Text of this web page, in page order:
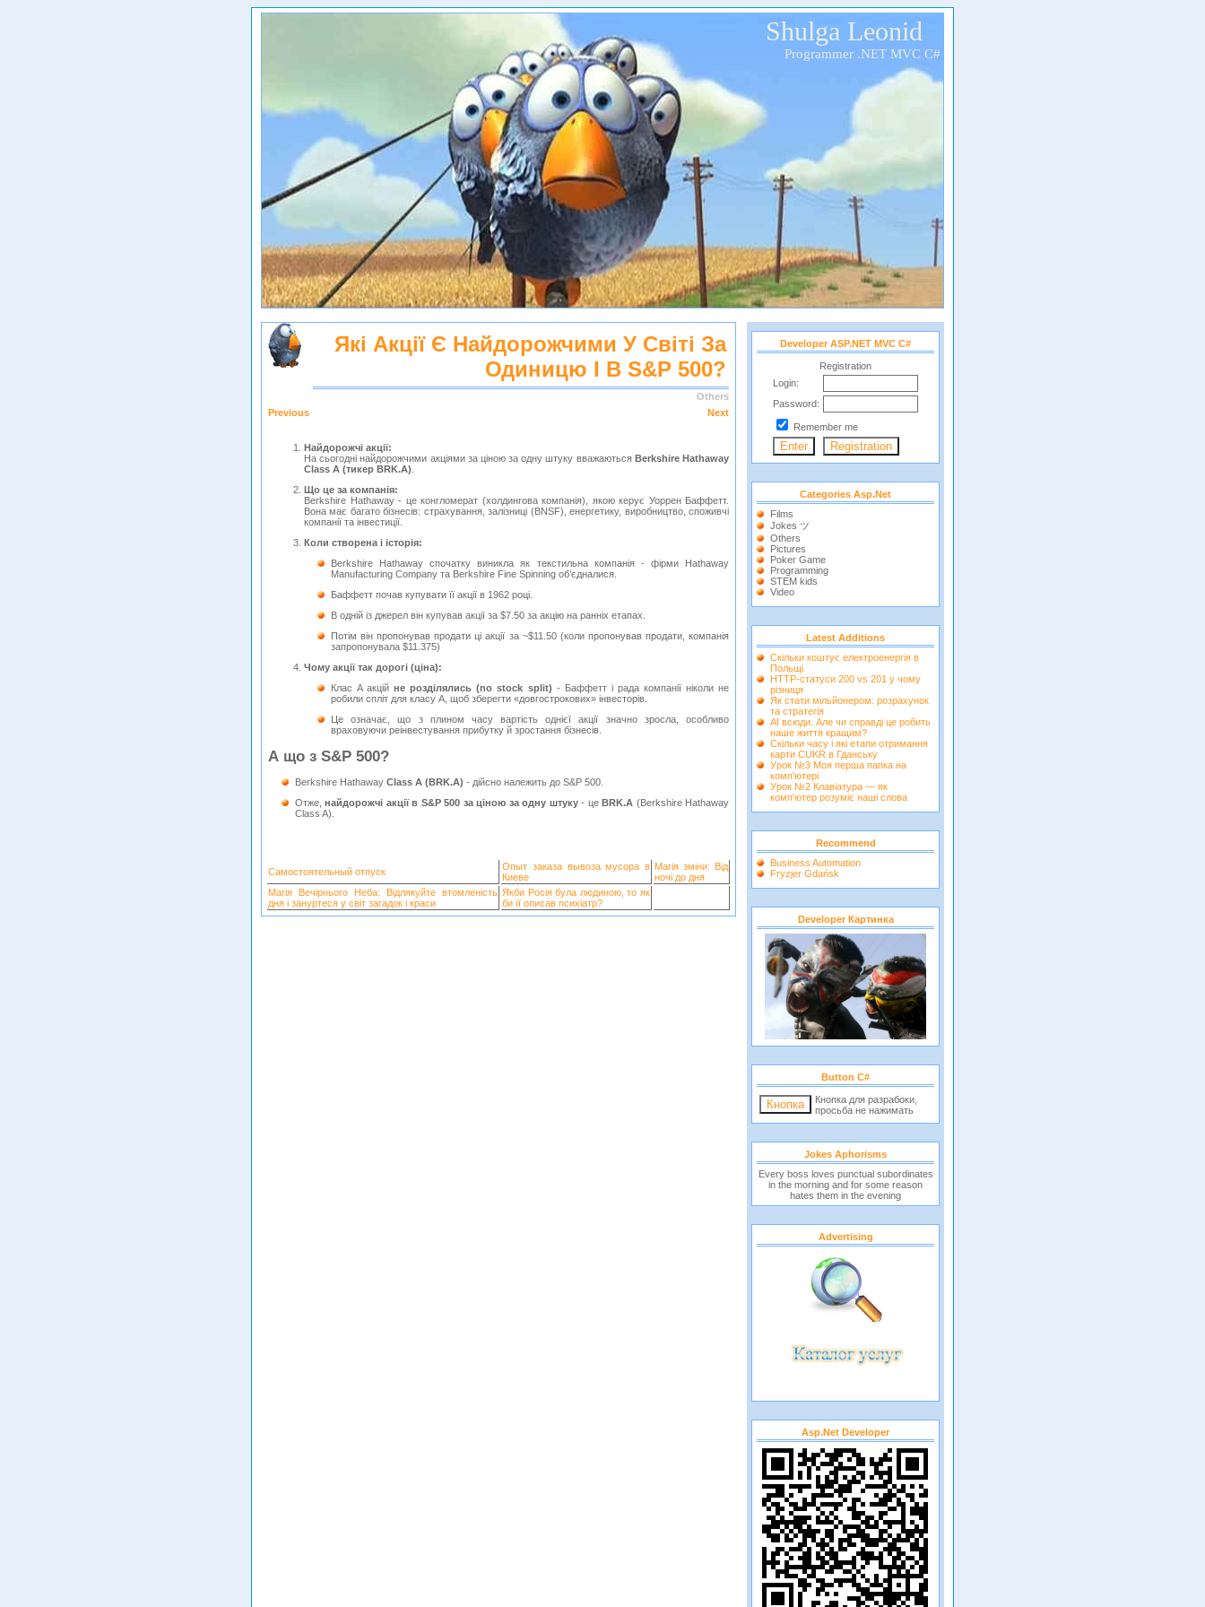
Shulga Leonid
Programmer .NET MVC C#
Developer ASP.NET MVC C#
Registration
Login:
Password:
Remember me
Categories Asp.net
Films
Jokes ツ
Others
Pictures
Poker Game
Programming
STEM kids
Video
Latest Additions
Скільки коштує електроенергія в
Польщі
HTTP-статуси 200 vs 201 у чому
різниця
Як стати мільйонером: розрахунок
та стратегія
AI всюди. Але чи справді це робить
наше життя кращим?
Скільки часу і які етапи отримання
карти CUKR в Гданську
Урок №3 Моя перша папка на
комп'ютері
Урок №2 Клавіатура — як
комп'ютер розуміє наші слова
Recommend
Business Automation
Fryzjer Gdańsk
Developer Картинка
Button C#
Кнопка для разрабоки,
просьба не нажимать
Jokes Aphorisms
Every boss loves punctual subordinates
in the morning and for some reason
hates them in the evening
Advertising
Asp.net Developer
Які Акції Є Найдорожчими У Світі За
Одиницю І В S&P 500?
Others
Previous
Next
Найдорожчі акції:
На сьогодні найдорожчими акціями за ціною за одну штуку вважаються Berkshire Hathaway
Class A (тикер BRK.A)
Що це за компанія:
Berkshire Hathaway - це конгломерат (холдингова компанія), якою керує Уоррен Баффетт.
Вона має багато бізнесів: страхування, залізниці (BNSF), енергетику, виробництво, споживчі
компанії та інвестиції.
Коли створена і історія:
Berkshire Hathaway спочатку виникла як текстильна компанія - фірми Hathaway
Manufacturing Company та Berkshire Fine Spinning об’єдналися.
Баффетт почав купувати її акції в 1962 році.
В одній із джерел він купував акції за $7.50 за акцію на ранніх етапах.
Потім він пропонував продати ці акції за ~$11.50 (коли пропонував продати, компанія
запропонувала $11.375)
Чому акції так дорогі (ціна):
Клас A акційне розділялись (no stock split) - Баффетт і рада компанії ніколи не
робили спліт для класу A, щоб зберегти «довгострокових» інвесторів.
Це означає, що з плином часу вартість однієї акції значно зросла, особливо
враховуючи реінвестування прибутку й зростання бізнесів.
А що з S&P 500?
Berkshire Hathaway Class A (BRK.A) - дійсно належить до S&P 500.
Отже,найдорожчі акції в S&P 500 за ціною за одну штуку- це BRK.A (Berkshire Hathaway
Class A).
Самостоятельный отпуск
Опыт заказа вывоза мусора в
Киеве
Магія зміни: Від
ночі до дня
Магія Вечірнього Неба: Відлякуйте втомленість
дня і зануртеся у світ загадок і краси
Якби Росія була людиною, то як
би її описав психіатр?